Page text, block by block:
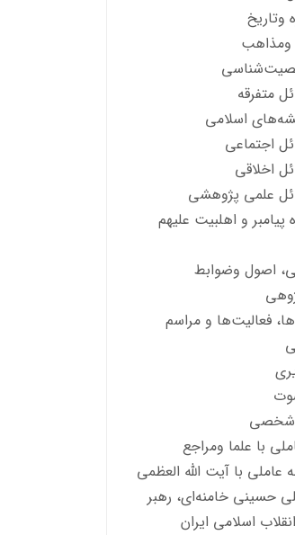
وتاریخ
ومذاهب
متفرقه
اسلامي
اجتماعي
اخلاقي
علمی پژوهشی
پيامبر و اهلبيت علیهم
اصول وضوابط
فعاليت‌ها و مراسم
شخصی
با علما ومراجع
عاملي با آیت الله العظمی
حسینی خامنه‌ای، رهبر
اسلامی ایران